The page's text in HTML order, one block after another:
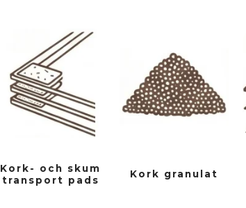
Kork- och skum
transport pads
Kork granulat